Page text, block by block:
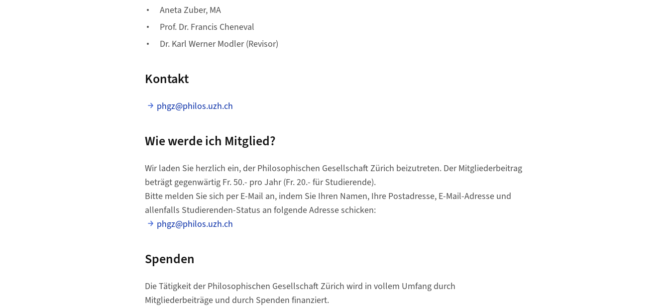
Aneta Zuber, MA
Prof. Dr. Francis Cheneval
Dr. Karl Werner Modler (Revisor)
Kontakt
phgz@philos.uzh.ch
Wie werde ich Mitglied?
Wir laden Sie herzlich ein, der Philosophischen Gesellschaft Zürich beizutreten. Der Mitgliederbeitrag
beträgt gegenwärtig Fr. 50.- pro Jahr (Fr. 20.- für Studierende).
Bitte melden Sie sich per E-Mail an, indem Sie Ihren Namen, Ihre Postadresse, E-Mail-Adresse und
allenfalls Studierenden-Status an folgende Adresse schicken:
phgz@philos.uzh.ch
Spenden
Die Tätigkeit der Philosophischen Gesellschaft Zürich wird in vollem Umfang durch
Mitgliederbeiträge und durch Spenden finanziert.